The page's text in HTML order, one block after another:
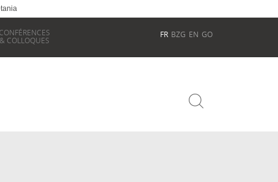
CONFÉRENCES
& COLLOQUES
FR BZG EN GO